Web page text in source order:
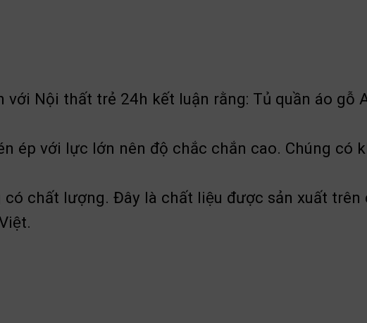
Nội thất trẻ 24h kết luận rằng: Tủ quần áo gỗ
ép với lực lớn nên độ chắc chắn cao. Chúng có
chất lượng. Đây là chất liệu được sản xuất